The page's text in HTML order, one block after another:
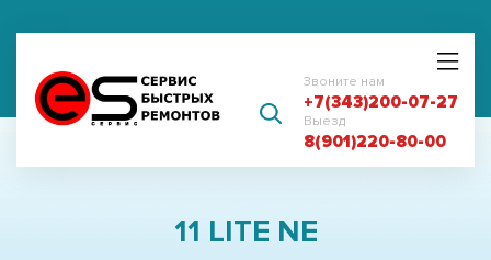
Звоните нам
+7(343)200-07-27
Выезд
8(901)220-80-00
11 LITE NE